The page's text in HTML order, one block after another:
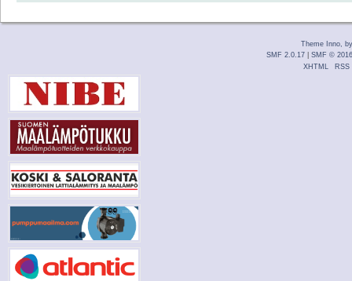
Theme Inno,
SMF 2.0.17
SMF © 2016
XHTML
RSS